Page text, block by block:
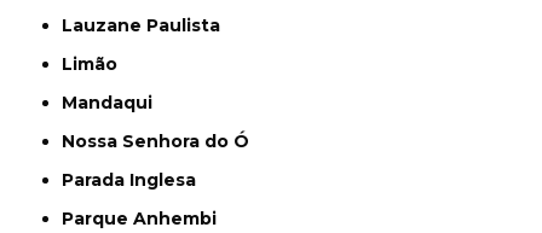
Lauzane Paulista
Limão
Mandaqui
Nossa Senhora do Ó
Parada Inglesa
Parque Anhembi